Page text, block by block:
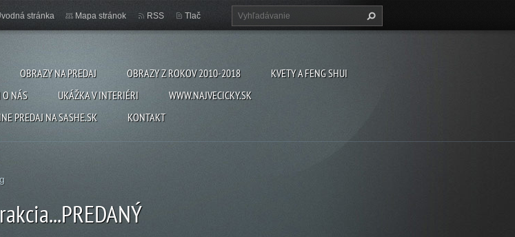
OBRAZY NA PREDAJ OBRAZY Z ROKOV 2010-2018
KVETY A FENG SHUI
NÁS
UKÁŽKA V INTERIÉRI
WWW.NAJVECICKY.SK
PREDAJ NA SASHE.SK
KONTAKT
stránka Mapa stránok RSS Tlač